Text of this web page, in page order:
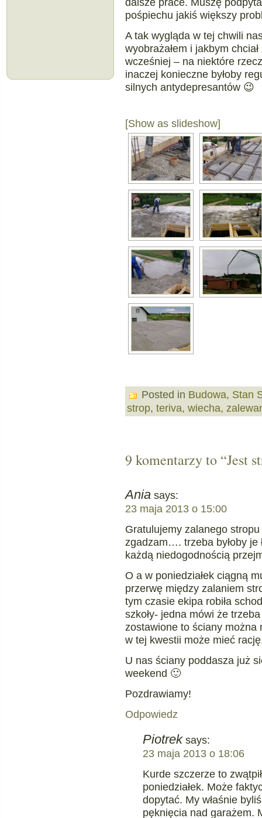
pośpiechu jakiś większy
A tak wygląda w tej chwili
wyobrażałem i jakbym
wcześniej – na niektóre
inaczej konieczne byłoby
silnych antydepresantów 😉
[Show as slideshow]
Posted in Budowa, Stan
strop, teriva, wiecha,
9 komentarzy to “Jest
Ania says:
23 maja 2013 o 15:00
Gratulujemy zalanego
zgadzam…. trzeba byłoby je
każdą niedogodnością
O a w poniedziałek ciągną
przerwę między zalaniem
tym czasie ekipa robiła
szkoły- jedna mówi że
zostawione to ściany
w tej kwestii może mieć
U nas ściany poddasza już
weekend 🙂
Pozdrawiamy!
Odpowiedz
Piotrek says:
23 maja 2013 o 18:06
Kurde szczerze to
poniedziałek. Może
dopytać. My właśnie
pęknięcia nad garażem.